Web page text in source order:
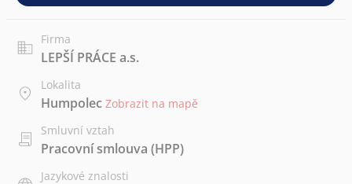
Firma
LEPŠÍ PRÁCE a.s.
Lokalita
Humpolec Zobrazit na mapě
Smluvní vztah
Pracovní smlouva (HPP)
Jazykové znalosti